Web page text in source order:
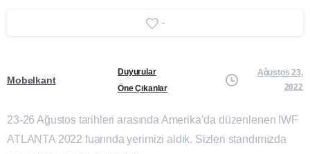
-
Mobelkant
Duyurular
Öne Çıkanlar
Ağustos 23,
2022
23-26 Ağustos tarihleri arasında Amerika’da düzenlenen IWF
ATLANTA 2022 fuarında yerimizi aldık. Sizleri standımızda